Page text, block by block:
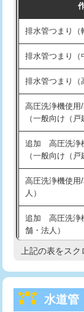
※給水管工事は
持込商品取付（
持込商品取付（
給水管工事※（
給水管工事※（
給水管工事※
給水管工事※（
め込み）)
給水管工事※（
業)
給水管工事※（
用/3ｍまで)
給水管工事※（
給水管工事※（
管・ポリ管・
排水管つまり（
排水管つまり（
排水管つまり（
高圧洗浄機使用
（一般向け（戸
追加 高圧洗浄
（一般向け（戸
高圧洗浄機使用
人）
追加 高圧洗浄
舗・法人）
高度高圧洗浄換
トーラー機使用/
上記の表をス
水道管